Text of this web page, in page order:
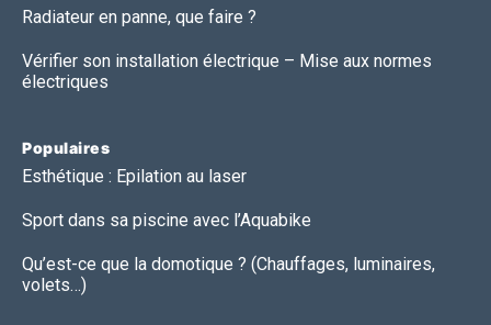
Radiateur en panne, que faire ?
Vérifier son installation électrique – Mise aux normes
électriques
Populaires
Esthétique : Epilation au laser
Sport dans sa piscine avec l’Aquabike
Qu’est-ce que la domotique ? (Chauffages, luminaires,
volets…)